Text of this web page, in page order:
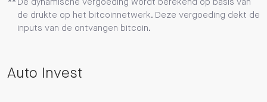
De dynamische vergoeding wordt berekend op basis van
de drukte op het bitcoinnetwerk. Deze vergoeding dekt de
inputs van de ontvangen bitcoin.
Auto Invest